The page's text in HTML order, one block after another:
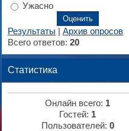
Ужасно
Результаты
Архив опросов
Всего ответов: 20
Статистика
Онлайн всего: 1
Гостей: 1
Пользователей: 0